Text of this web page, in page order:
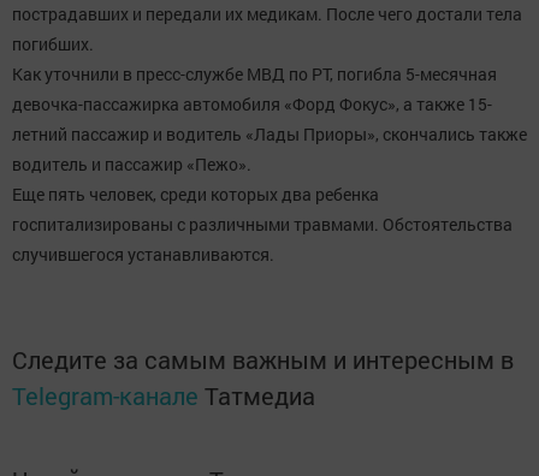
пострадавших и передали их медикам. После чего достали тела
погибших.
Как уточнили в пресс-службе МВД по РТ, погибла 5-месячная
девочка-пассажирка автомобиля «Форд Фокус», а также 15-
летний пассажир и водитель «Лады Приоры», скончались также
водитель и пассажир «Пежо».
Еще пять человек, среди которых два ребенка
госпитализированы с различными травмами. Обстоятельства
случившегося устанавливаются.
Следите за самым важным и интересным в
Telegram-канале Татмедиа